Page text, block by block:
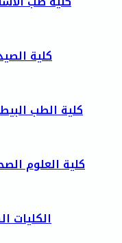
كلية
كلية الطب
كلية العلوم
الكليات